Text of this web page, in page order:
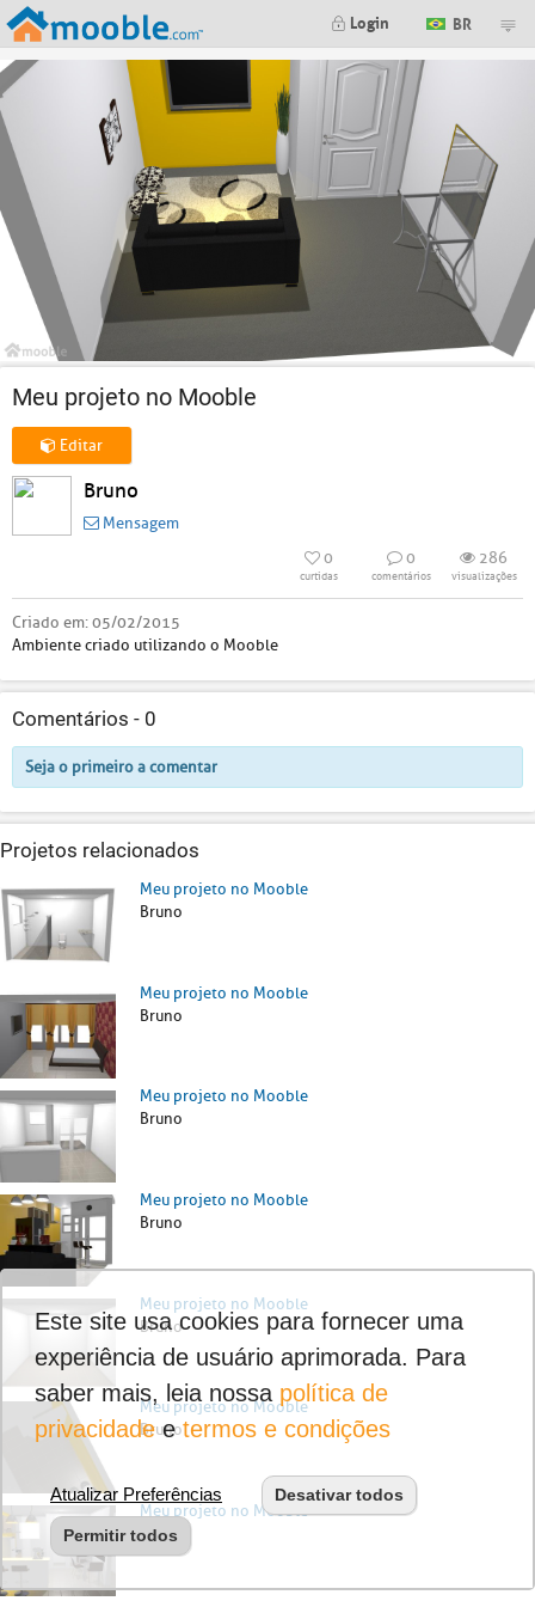
Login BR
Meu projeto no Mooble
Editar
Bruno
Mensagem
0
curtidas
0
comentários
286
visualizações
Criado em:05/02/2015
Ambiente criado utilizando o Mooble
Comentários - 0
Seja o primeiro a comentar
Projetos relacionados
Meu projeto no Mooble
Bruno
Meu projeto no Mooble
Bruno
Meu projeto no Mooble
Bruno
Meu projeto no Mooble
Bruno
Meu projeto no Mooble
Bruno
Meu projeto no Mooble
Bruno
Meu projeto no Mooble
Bruno
Este site usa cookies para fornecer uma
experiência de usuário aprimorada. Para
saber mais, leia nossa política de
privacidadeetermos e condições
Atualizar Preferências Desativar todos
Permitir todos